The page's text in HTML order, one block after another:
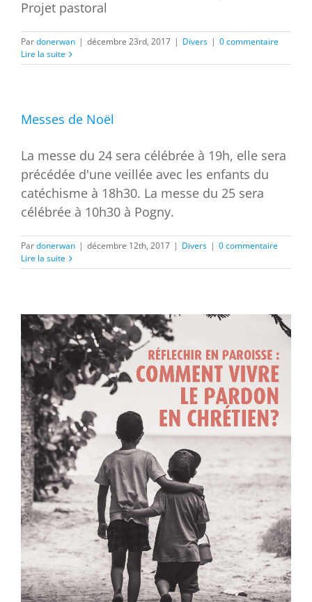
Projet pastoral
Pardonerwan | décembre 23rd, 2017 | Divers | 0 commentaire
Lire la suite
Messes de Noël
La messe du 24 sera célébrée à 19h, elle sera
précédée d'une veillée avec les enfants du
catéchisme à 18h30. La messe du 25 sera
célébrée à 10h30 à Pogny.
Pardonerwan | décembre 12th, 2017 | Divers | 0 commentaire
Lire la suite